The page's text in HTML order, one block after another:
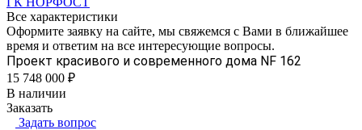
Все характеристики
Оформите заявку на сайте, мы свяжемся с Вами в ближайшее
время и ответим на все интересующие вопросы.
Проект красивого и современного дома NF 162
15 748 000 ₽
В наличии
Заказать
Задать вопрос